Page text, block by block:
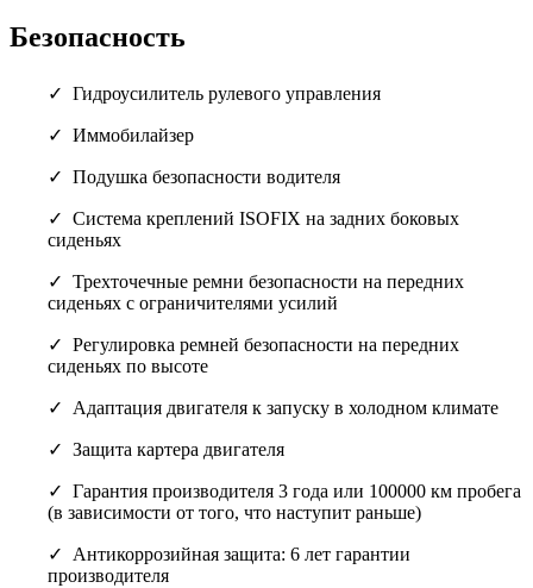
Безопасность
Гидроусилитель рулевого управления
Иммобилайзер
Подушка безопасности водителя
Cистема креплений ISOFIX на задних боковых
сиденьях
Трехточечные ремни безопасности на передних
сиденьях с ограничителями усилий
Регулировка ремней безопасности на передних
сиденьях по высоте
Адаптация двигателя к запуску в холодном климате
Защита картера двигателя
Гарантия производителя 3 года или 100000 км пробега
(в зависимости от того, что наступит раньше)
Антикоррозийная защита: 6 лет гарантии
производителя